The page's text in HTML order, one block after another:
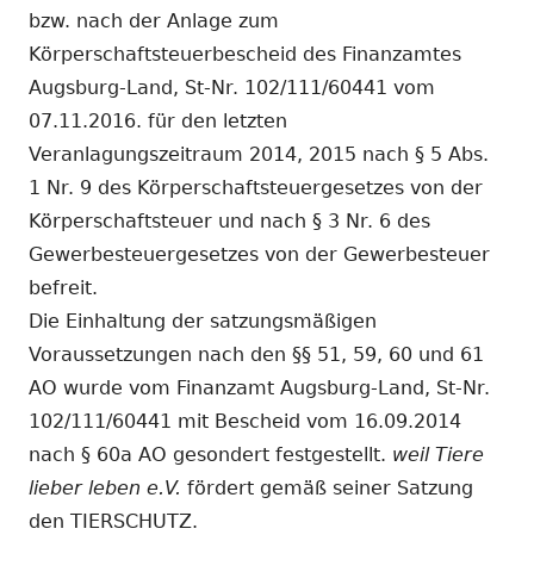
bzw. nach der Anlage zum
Körperschaftsteuerbescheid des Finanzamtes
Augsburg-Land, St-Nr. 102/111/60441 vom
07.11.2016. für den letzten
Veranlagungszeitraum 2014, 2015 nach § 5 Abs.
1 Nr. 9 des Körperschaftsteuergesetzes von der
Körperschaftsteuer und nach § 3 Nr. 6 des
Gewerbesteuergesetzes von der Gewerbesteuer
befreit.
Die Einhaltung der satzungsmäßigen
Voraussetzungen nach den §§ 51, 59, 60 und 61
AO wurde vom Finanzamt Augsburg-Land, St-Nr.
102/111/60441 mit Bescheid vom 16.09.2014
nach § 60a AO gesondert festgestellt. weil Tiere
lieber leben e.V. fördert gemäß seiner Satzung
den TIERSCHUTZ.